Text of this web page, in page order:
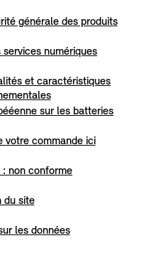
générale des produits
numériques
et caractéristiques
sur les batteries
votre commande ici
non conforme
du site
les données